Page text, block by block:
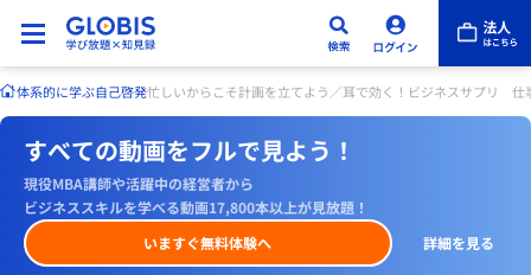
体系的に学ぶ自己啓発忙しいからこそ計画を立てよう／耳で効く！ビジネスサプリ 仕
すべての動画をフルで見よう！
現役MBA講師や活躍中の経営者から
ビジネススキルを学べる動画17,800本以上が見放題！
いますぐ無料体験へ
詳細を見る